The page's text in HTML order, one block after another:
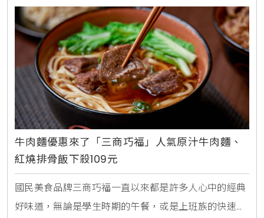
牛肉麵優惠來了「三商巧福」人氣原汁牛肉麵、
紅燒排骨飯下殺109元
國民美食品牌三商巧福一直以來都是許多人心中的經典
好味道，無論是學生時期的午餐，或是上班族的快速晚